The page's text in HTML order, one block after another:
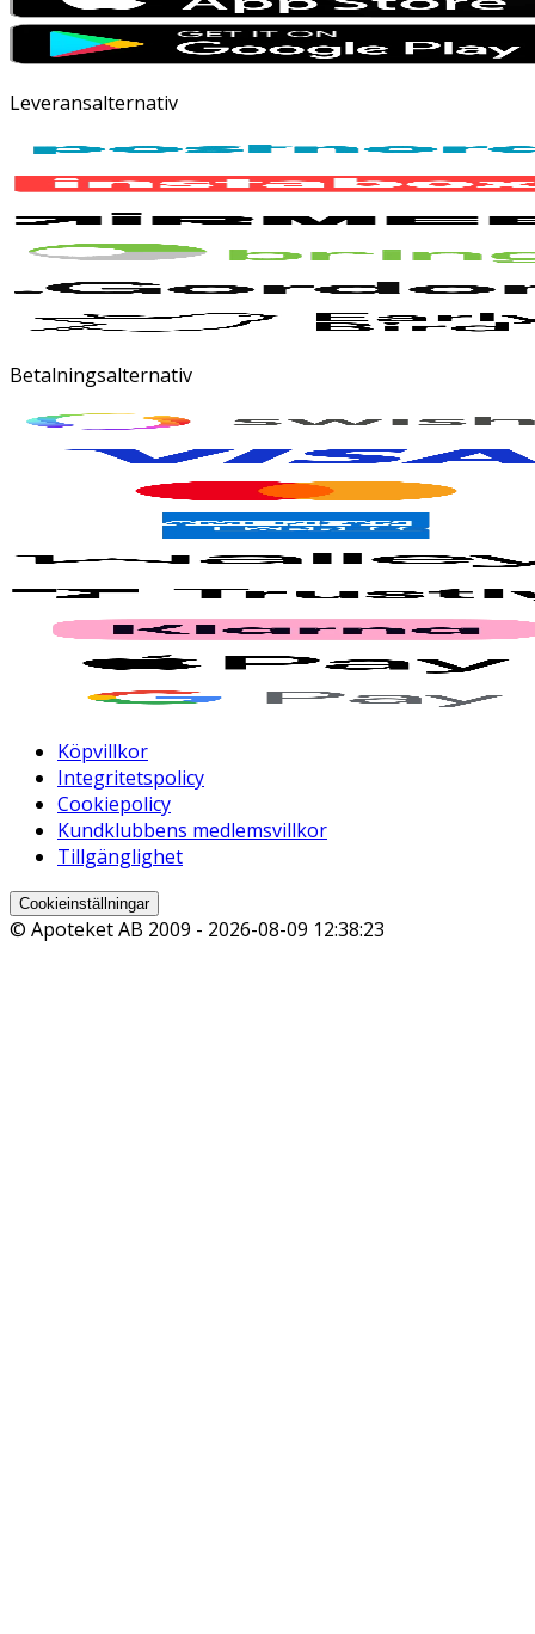
Leveransalternativ
Betalningsalternativ
Köpvillkor
Integritetspolicy
Cookiepolicy
Kundklubbens medlemsvillkor
Tillgänglighet
Cookieinställningar
© Apoteket AB 2009 - 2026-08-09 12:38:23